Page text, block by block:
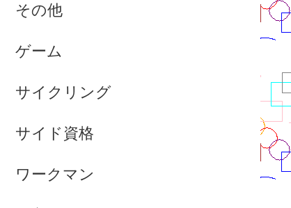
その他
ゲーム
サイクリング
サイド資格
ワークマン